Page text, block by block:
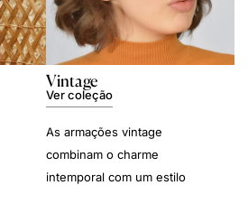
Vintage
Ver coleção
As armações vintage
combinam o charme
intemporal com um estilo